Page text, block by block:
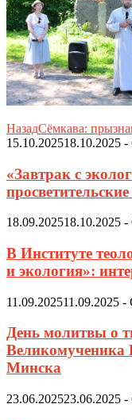
НазадСёмкава:
15.10.202518.10.2025 -
«Завтрак с
18.09.202518.10.2025 -
В Институте
и экология»:
11.09.202511.09.2025 -
День молитвы о
Великомученика
Минска
23.06.202523.06.2025 -